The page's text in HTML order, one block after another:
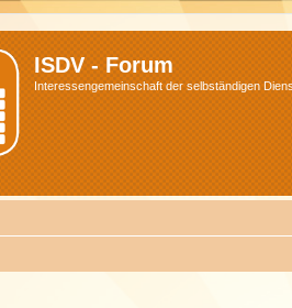
ISDV - Forum
Interessengemeinschaft der selbständigen